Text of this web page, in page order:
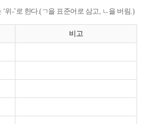
위-’로 한다.(ㄱ을 표준어로 삼고, ㄴ을 버림.)
비고